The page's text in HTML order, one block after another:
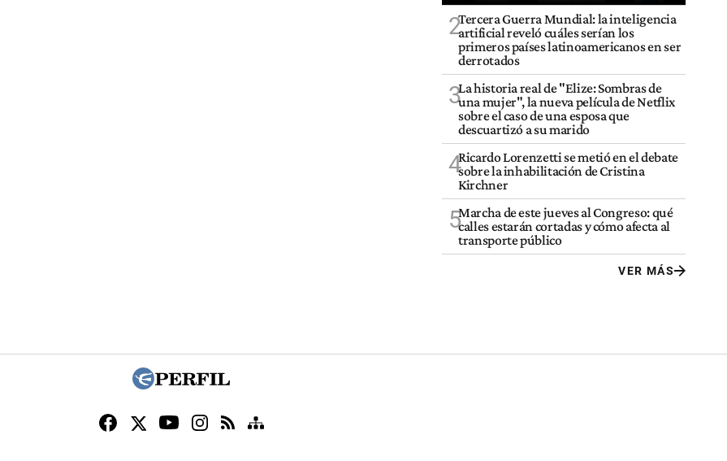
2Tercera Guerra Mundial: la inteligencia
artificial reveló cuáles serían los
primeros países latinoamericanos en ser
derrotados
3La historia real de "Elize: Sombras de
una mujer", la nueva película de Netflix
sobre el caso de una esposa que
descuartizó a su marido
4Ricardo Lorenzetti se metió en el debate
sobre la inhabilitación de Cristina
Kirchner
5Marcha de este jueves al Congreso: qué
calles estarán cortadas y cómo afecta al
transporte público
VER MÁS